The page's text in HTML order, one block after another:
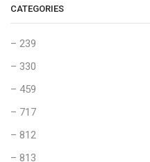
CATEGORIES
– 239
– 330
– 459
– 717
– 812
– 813